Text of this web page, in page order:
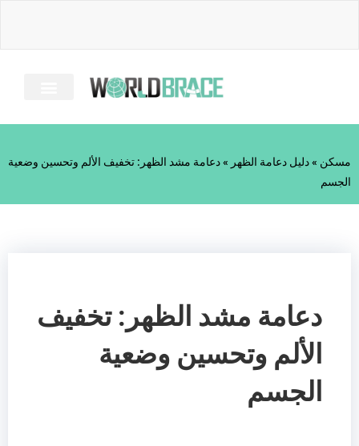
مسكن »دليل دعامة الظهر »دعامة مشد الظهر: تخفيف الألم وتحسين وضعية
الجسم
دعامة مشد الظهر: تخفيف
الألم وتحسين وضعية
الجسم